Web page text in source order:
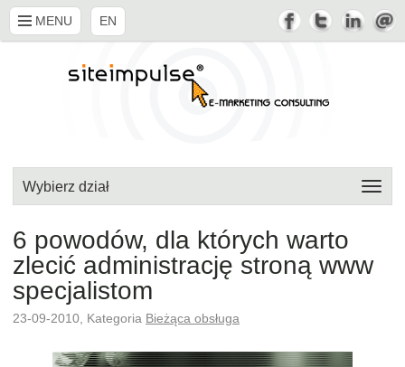
EN
MENU
Wybierz dział
6 powodów, dla których warto
zlecić administrację stroną www
specjalistom
23-09-2010, Kategoria Bieżąca obsługa